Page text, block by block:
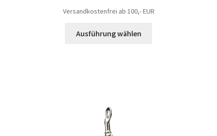
Versandkostenfrei ab 100,- EUR
Ausführung wählen